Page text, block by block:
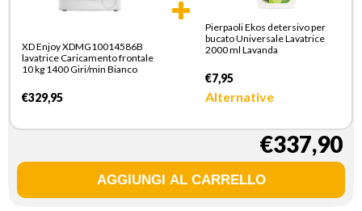
XD Enjoy XDMG10014586B
lavatrice Caricamento frontale
10 kg 1400 Giri/min Bianco
€329,95
Pierpaoli Ekos detersivo per
bucato Universale Lavatrice
2000 ml Lavanda
€7,95
Alternative
€337,90